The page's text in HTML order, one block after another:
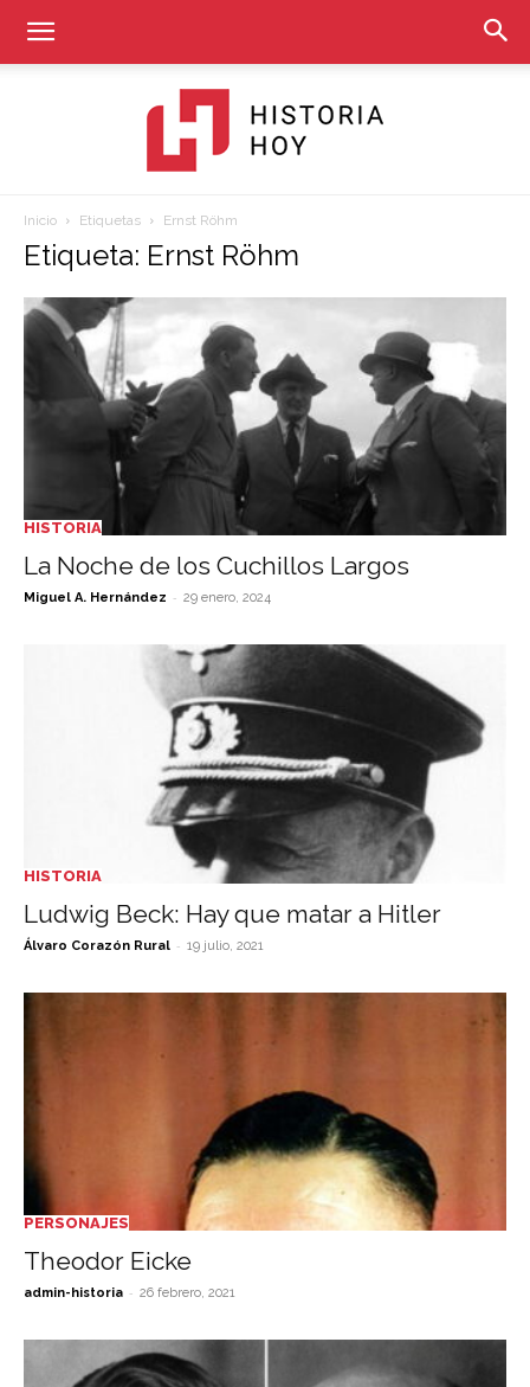
Inicio Etiquetas Ernst Röhm
Etiqueta: Ernst Röhm
HISTORIA
La Noche de los Cuchillos Largos
Miguel A. Hernández - 29 enero, 2024
HISTORIA
Ludwig Beck: Hay que matar a Hitler
Álvaro Corazón Rural - 19 julio, 2021
PERSONAJES
Theodor Eicke
admin-historia - 26 febrero, 2021